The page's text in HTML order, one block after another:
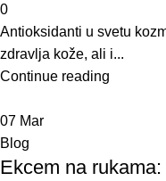
0
Antioksidanti u svetu
zdravlja kože, ali i...
Continue reading
07 Mar
Blog
Ekcem na